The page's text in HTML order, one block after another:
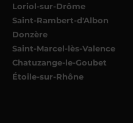
Loriol-sur-Drôme
Saint-Rambert-d'Albon
Donzère
Saint-Marcel-lès-Valence
Chatuzange-le-Goubet
Étoile-sur-Rhône